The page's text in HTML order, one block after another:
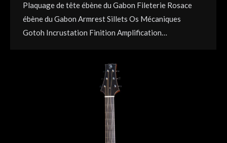
Plaquage de tête ébène du Gabon Fileterie Rosace
ébène du Gabon Armrest Sillets Os Mécaniques
Gotoh Incrustation Finition Amplification…